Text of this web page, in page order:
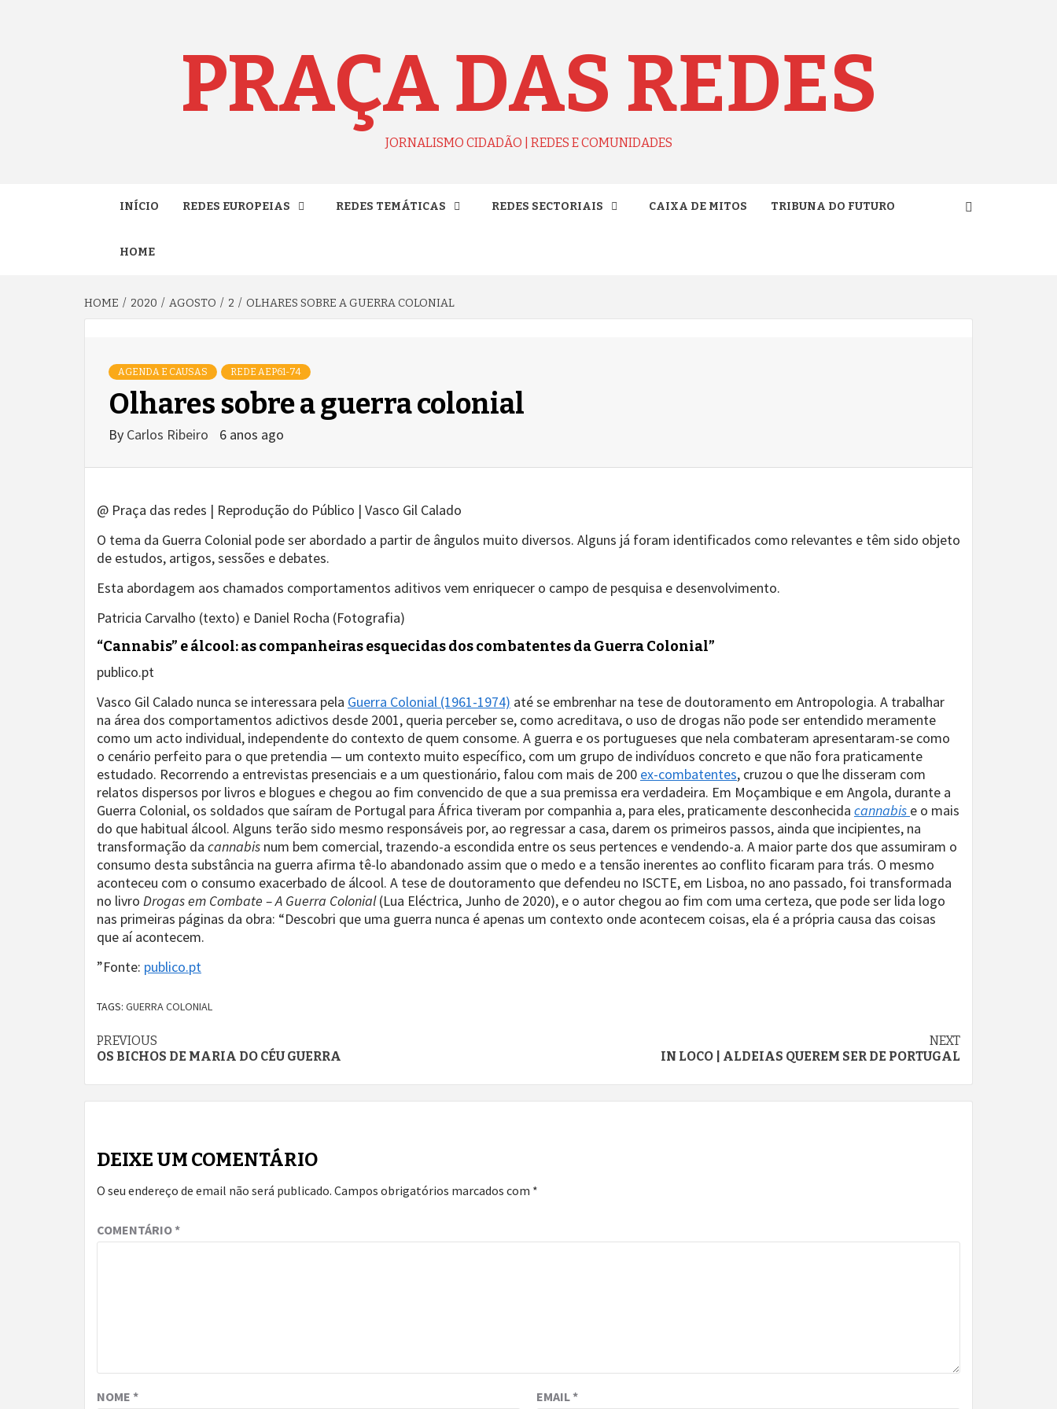
PRAÇA DAS REDES
JORNALISMO CIDADÃO | REDES E COMUNIDADES
INÍCIO REDES EUROPEIAS REDES TEMÁTICAS REDES SECTORIAIS CAIXA DE MITOS TRIBUNA DO FUTURO
HOME
HOME 2020 AGOSTO 2 OLHARES SOBRE A GUERRA COLONIAL
AGENDA E CAUSAS REDE AEP61-74
Olhares sobre a guerra colonial
By Carlos Ribeiro 6 anos ago
@ Praça das redes | Reprodução do Público | Vasco Gil Calado
O tema da Guerra Colonial pode ser abordado a partir de ângulos muito diversos. Alguns já foram identificados como relevantes e têm sido objeto
de estudos, artigos, sessões e debates.
Esta abordagem aos chamados comportamentos aditivos vem enriquecer o campo de pesquisa e desenvolvimento.
Patricia Carvalho (texto) e Daniel Rocha (Fotografia)
“Cannabis” e álcool: as companheiras esquecidas dos combatentes da Guerra Colonial”
publico.pt
Vasco Gil Calado nunca se interessara pela Guerra Colonial (1961-1974) até se embrenhar na tese de doutoramento em Antropologia. A trabalhar
na área dos comportamentos adictivos desde 2001, queria perceber se, como acreditava, o uso de drogas não pode ser entendido meramente
como um acto individual, independente do contexto de quem consome. A guerra e os portugueses que nela combateram apresentaram-se como
o cenário perfeito para o que pretendia — um contexto muito específico, com um grupo de indivíduos concreto e que não fora praticamente
estudado. Recorrendo a entrevistas presenciais e a um questionário, falou com mais de 200 ex-combatentes, cruzou o que lhe disseram com
relatos dispersos por livros e blogues e chegou ao fim convencido de que a sua premissa era verdadeira. Em Moçambique e em Angola, durante a
Guerra Colonial, os soldados que saíram de Portugal para África tiveram por companhia a, para eles, praticamente desconhecida cannabis e o mais
do que habitual álcool. Alguns terão sido mesmo responsáveis por, ao regressar a casa, darem os primeiros passos, ainda que incipientes, na
transformação da cannabis num bem comercial, trazendo-a escondida entre os seus pertences e vendendo-a. A maior parte dos que assumiram o
consumo desta substância na guerra afirma tê-lo abandonado assim que o medo e a tensão inerentes ao conflito ficaram para trás. O mesmo
aconteceu com o consumo exacerbado de álcool. A tese de doutoramento que defendeu no ISCTE, em Lisboa, no ano passado, foi transformada
no livro Drogas em Combate – A Guerra Colonial(Lua Eléctrica, Junho de 2020), e o autor chegou ao fim com uma certeza, que pode ser lida logo
nas primeiras páginas da obra: “Descobri que uma guerra nunca é apenas um contexto onde acontecem coisas, ela é a própria causa das coisas
que aí acontecem.
”Fonte: publico.pt
TAGS: GUERRA COLONIAL
Continue
PREVIOUS
OS BICHOS DE MARIA DO CÉU GUERRA
NEXT
IN LOCO | ALDEIAS QUEREM SER DE PORTUGAL
DEIXE UM COMENTÁRIO
O seu endereço de email não será publicado. Campos obrigatórios marcados com *
COMENTÁRIO*
NOME * EMAIL*